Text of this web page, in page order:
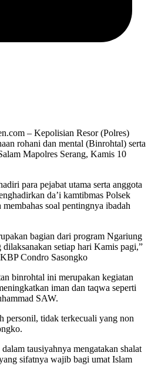
– Kepolisian Resor (Polres)
rohani dan mental (Binrohtal) serta
Mapolres Serang, Kamis 10
para pejabat utama serta anggota
da’i kamtibmas Polsek
soal pentingnya ibadah
bagian dari program Ngariung
setiap hari Kamis pagi,”
Condro Sasongko
binrohtal ini merupakan kegiatan
iman dan taqwa seperti
SAW.
personil, tidak terkecuali yang non
tausiyahnya mengatakan shalat
sifatnya wajib bagi umat Islam